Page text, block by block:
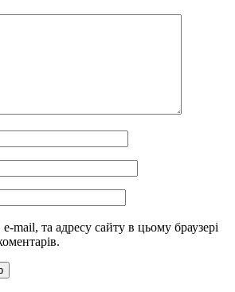
mail, та адресу сайту в цьому браузері